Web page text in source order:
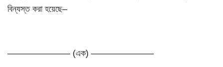
বিন্যস্ত করা হয়েছে–
——————— (এক) ———————